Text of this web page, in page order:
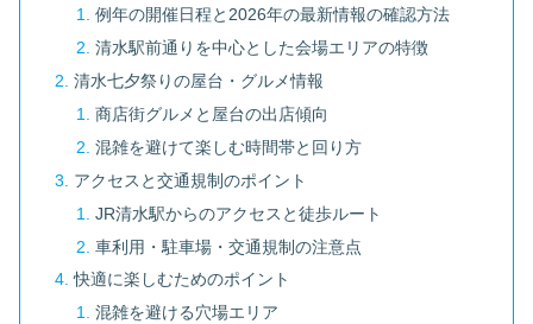
例年の開催日程と2026年の最新情報の確認方法
清水駅前通りを中心とした会場エリアの特徴
清水七夕祭りの屋台・グルメ情報
商店街グルメと屋台の出店傾向
混雑を避けて楽しむ時間帯と回り方
アクセスと交通規制のポイント
JR清水駅からのアクセスと徒歩ルート
車利用・駐車場・交通規制の注意点
快適に楽しむためのポイント
混雑を避ける穴場エリア